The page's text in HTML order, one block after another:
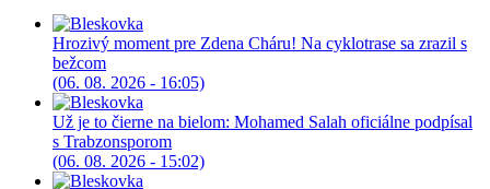
Hrozivý moment pre Zdena Cháru! Na cyklotrase sa zrazil s
bežcom
(06. 08. 2026 - 16:05)
Už je to čierne na bielom: Mohamed Salah oficiálne podpísal
s Trabzonsporom
(06. 08. 2026 - 15:02)